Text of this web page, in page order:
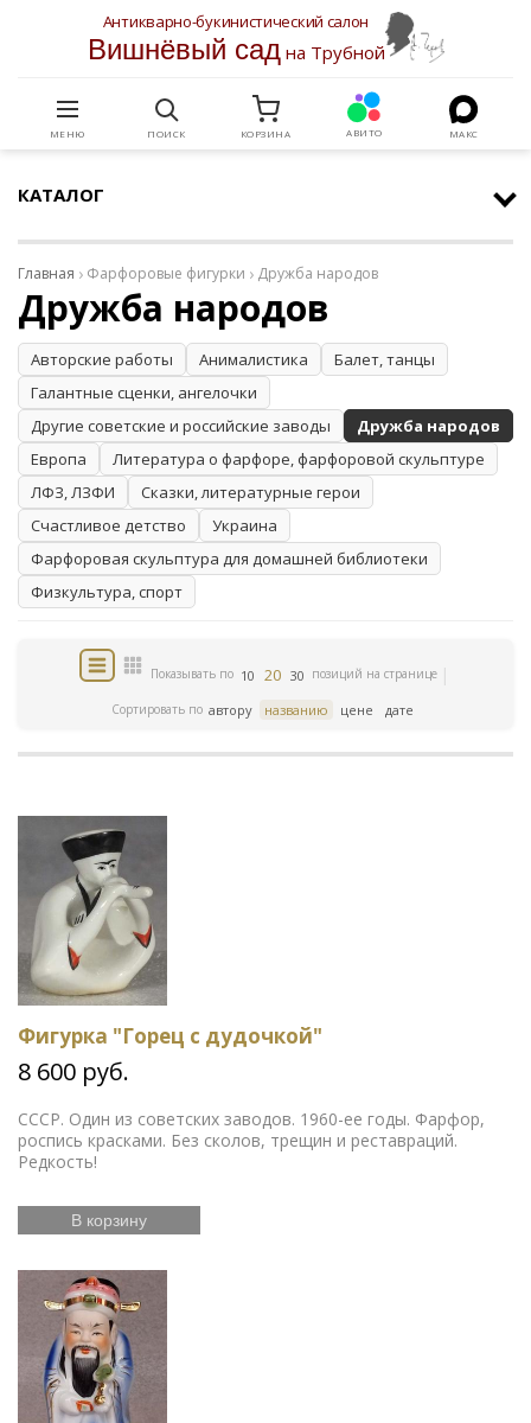
Антикварно-букинистический салон
Вишнёвый садна Трубной
МЕНЮ ПОИСК КОРЗИНА АВИТО МАКС
КАТАЛОГ
Главная Фарфоровые фигурки Дружба народов
Дружба народов
Авторские работы Анималистика
Балет, танцы
Галантные сценки, ангелочки
Другие советские и российские заводы
Дружба народов
Европа
Литература о фарфоре, фарфоровой скульптуре
ЛФЗ, ЛЗФИ
Сказки, литературные герои
Счастливое детство
Украина
Фарфоровая скульптура для домашней библиотеки
Физкультура, спорт
Показывать по 10 20 30 позиций на странице
Сортировать по автору названию цене дате
Фигурка "Горец с дудочкой"
8 600 руб.
СССР. Один из советских заводов. 1960-ее годы. Фарфор,
роспись красками. Без сколов, трещин и реставраций.
Редкость!
В корзину